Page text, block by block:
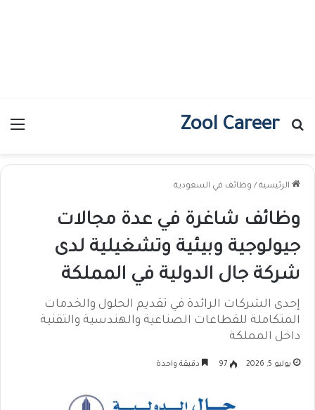
Zool Career
بحث عن
الرئيسية / وظائف في السعودية
وظائف شاغرة في عدة مجالات
جيولوجية وبيئية وتشغيلية لدى
شركة جال الدولية في المملكة
إحدى الشركات الرائدة في تقديم الحلول والخدمات
المتكاملة للقطاعات الصناعية والهندسية والتقنية
داخل المملكة
يوليو 5, 2026 97 دقيقة واحدة